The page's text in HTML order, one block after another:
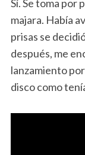
Sí. Se toma por
majara. Había
prisas se
después, me
lanzamiento
disco como